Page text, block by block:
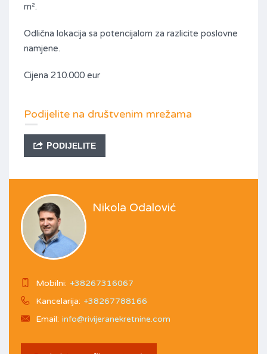
m².
Odlična lokacija sa potencijalom za razlicite poslovne
namjene.
Cijena 210.000 eur
Podijelite na društvenim mrežama
PODIJELITE
Nikola Odalović
Mobilni: +38267316067
Kancelarija: +38267788166
Email: info@rivijeranekretnine.com